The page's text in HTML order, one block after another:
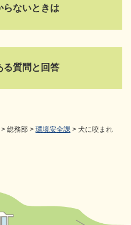
> 総務部 > 環境安全課 > 犬に咬まれ
らないときは
る質問と回答